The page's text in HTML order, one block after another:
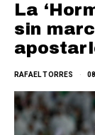
La
sin
RAFAEL TORRES